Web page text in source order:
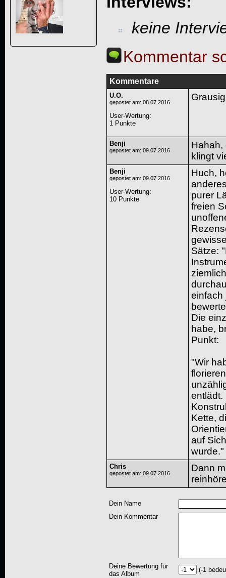
keine
Kommentar
Kommentare
U.O.
gepostet am: 08.07.2016
User-Wertung:
1 Punkte
Benji
gepostet am: 09.07.2016
Hahah,
klingt
Benji
gepostet am: 09.07.2016
User-Wertung:
10 Punkte
Huch,
purer
freien
Sätze:
einfach
Die
habe,
Punkt:
"Wir
entlädt.
Kette,
auf
wurde."
Chris
gepostet am: 09.07.2016
Dann
Dein Name
Dein Kommentar
Deine Bewertung für
das Album
(-1